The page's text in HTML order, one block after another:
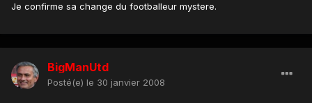
Je confirme sa change du footballeur mystere.
BigManUtd
Posté(e) le 30 janvier 2008